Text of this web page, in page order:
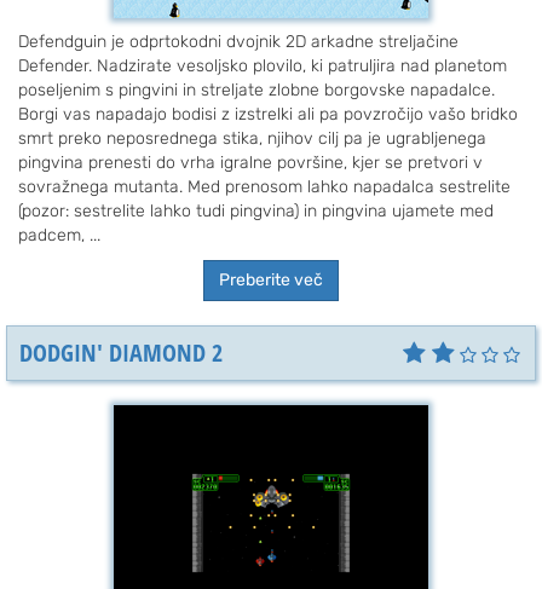
Defendguin je odprtokodni dvojnik 2D arkadne streljačine
Defender. Nadzirate vesoljsko plovilo, ki patruljira nad planetom
poseljenim s pingvini in streljate zlobne borgovske napadalce.
Borgi vas napadajo bodisi z izstrelki ali pa povzročijo vašo bridko
smrt preko neposrednega stika, njihov cilj pa je ugrabljenega
pingvina prenesti do vrha igralne površine, kjer se pretvori v
sovražnega mutanta. Med prenosom lahko napadalca sestrelite
(pozor: sestrelite lahko tudi pingvina) in pingvina ujamete med
padcem, ...
Preberite več
DODGIN' DIAMOND 2